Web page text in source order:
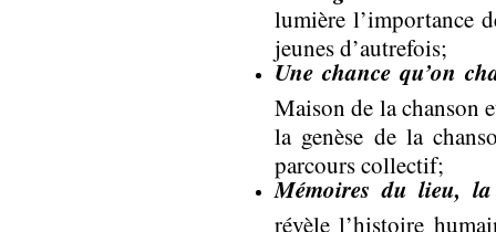
lumière l’importance
jeunes d’autrefois;
Une chance qu’on
Maison de la chanson
la genèse de la
parcours collectif;
Mémoires du lieu,
révèle l’histoire